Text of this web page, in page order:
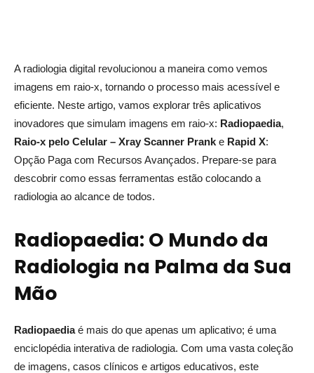
A radiologia digital revolucionou a maneira como vemos
imagens em raio-x, tornando o processo mais acessível e
eficiente. Neste artigo, vamos explorar três aplicativos
inovadores que simulam imagens em raio-x: Radiopaedia,
Raio-x pelo Celular – Xray Scanner Prank e Rapid X:
Opção Paga com Recursos Avançados. Prepare-se para
descobrir como essas ferramentas estão colocando a
radiologia ao alcance de todos.
Radiopaedia: O Mundo da
Radiologia na Palma da Sua
Mão
Radiopaediaé mais do que apenas um aplicativo; é uma
enciclopédia interativa de radiologia. Com uma vasta coleção
de imagens, casos clínicos e artigos educativos, este